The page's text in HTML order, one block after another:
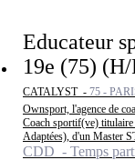
Educateur
19e (75)
CATALYST - 75 -
Ownsport, l'agence de
Coach sportif(ve)
Adaptées), d'un Master
CDD - Temps